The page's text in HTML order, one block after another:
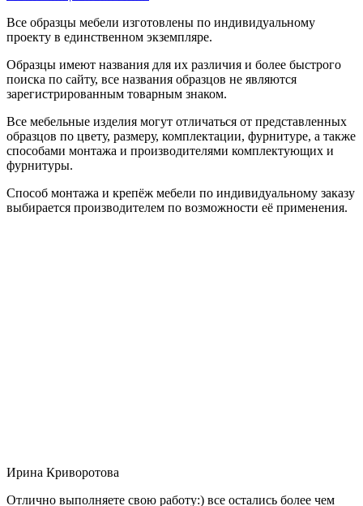
Все образцы мебели изготовлены по индивидуальному
проекту в единственном экземпляре.
Образцы имеют названия для их различия и более быстрого
поиска по сайту, все названия образцов не являются
зарегистрированным товарным знаком.
Все мебельные изделия могут отличаться от представленных
образцов по цвету, размеру, комплектации, фурнитуре, а также
способами монтажа и производителями комплектующих и
фурнитуры.
Способ монтажа и крепёж мебели по индивидуальному заказу
выбирается производителем по возможности её применения.
Ирина Криворотова
Отлично выполняете свою работу:) все остались более чем